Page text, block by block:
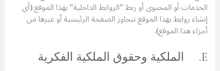
الخدمات أو المحتوى أو ربط "الروابط الداخلية" بهذا الموقع (أي
إنشاء روابط بهذا الموقع تتجاوز الصفحة الرئيسية أو غيرها من
أجزاء هذا الموقع).
E. الملكية وحقوق الملكية الفكرية